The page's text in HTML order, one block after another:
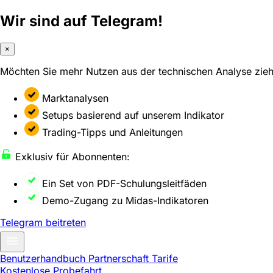
Wir sind auf Telegram!
×
Möchten Sie mehr Nutzen aus der technischen Analyse
Marktanalysen
Setups basierend auf unserem Indikator
Trading-Tipps und Anleitungen
Exklusiv für Abonnenten:
Ein Set von PDF-Schulungsleitfäden
Demo-Zugang zu Midas-Indikatoren
Telegram beitreten
Benutzerhandbuch Partnerschaft Tarife
Kostenlose Probefahrt